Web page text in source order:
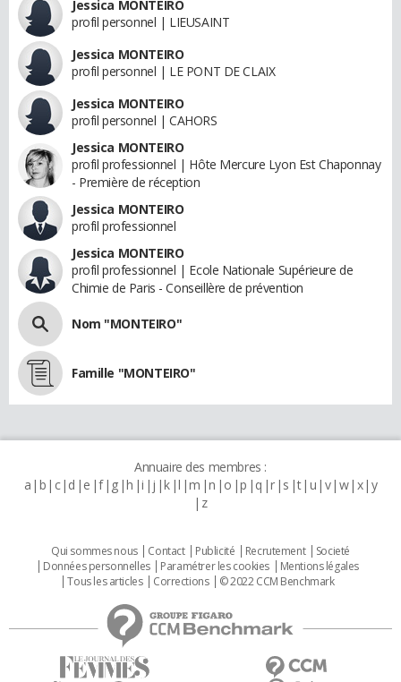
Jessica MONTEIRO
profil personnel | LIEUSAINT
Jessica MONTEIRO
profil personnel | LE PONT DE CLAIX
Jessica MONTEIRO
profil personnel | CAHORS
Jessica MONTEIRO
profil professionnel | Hôte Mercure Lyon Est Chaponnay
- Première de réception
Jessica MONTEIRO
profil professionnel
Jessica MONTEIRO
profil professionnel | Ecole Nationale Supérieure de
Chimie de Paris - Conseillère de prévention
Nom "MONTEIRO"
Famille "MONTEIRO"
Annuaire des membres :
a b c d e f g h i j k l m n o p q r s t u v w x y
z
Qui sommes nous Contact Publicité Recrutement
Societé
Données personnelles
Paramétrer les cookies
Mentions légales
Tous les articles
Corrections © 2022 CCM Benchmark